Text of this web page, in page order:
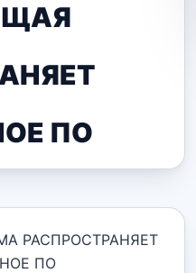
ПО
РАСПРОСТРАНЯЕТ
ПО